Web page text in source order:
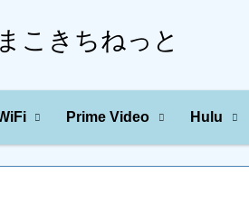
まこきちねっと
Prime Video Hulu